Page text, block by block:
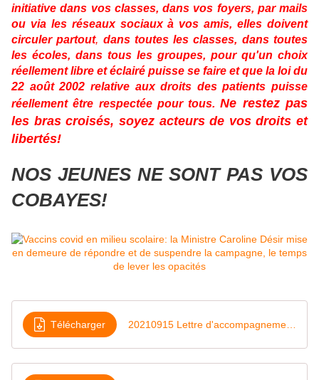
initiative dans vos classes, dans vos foyers, par mails
ou via les réseaux sociaux à vos amis, elles doivent
circuler partout, dans toutes les classes, dans toutes
les écoles, dans tous les groupes, pour qu'un choix
réellement libre et éclairé puisse se faire et que la loi du
22 août 2002 relative aux droits des patients puisse
réellement être respectée pour tous. Ne restez pas
les bras croisés, soyez acteurs de vos droits et
libertés!
NOS JEUNES NE SONT PAS VOS
COBAYES!
Télécharger